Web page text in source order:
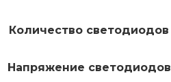
Количество светодиодов
Напряжение светодиодов